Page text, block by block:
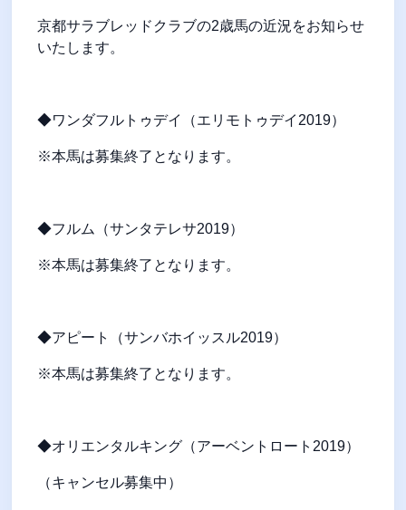
京都サラブレッドクラブの2歳馬の近況をお知らせ
いたします。
◆ワンダフルトゥデイ（エリモトゥデイ2019）
※本馬は募集終了となります。
◆フルム（サンタテレサ2019）
※本馬は募集終了となります。
◆アピート（サンバホイッスル2019）
※本馬は募集終了となります。
◆オリエンタルキング（アーベントロート2019）
（キャンセル募集中）